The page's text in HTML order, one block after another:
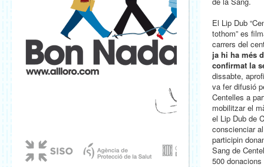
El Lip Dub
tothom” es
carrers del
ja hi ha més
confirmat la
dissabte,
va fer difusió
Centelles a
mobilitzar el
el Lip Dub de
conscienciar
participin
Sang de
500